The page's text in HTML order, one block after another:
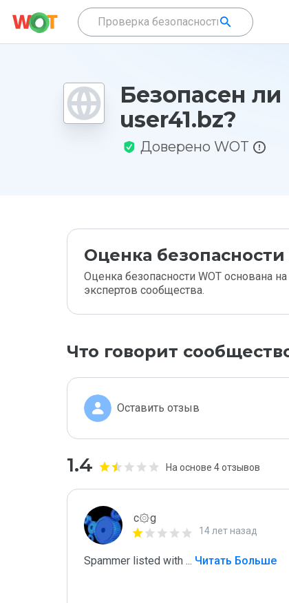
Безопасен ли
user41.bz?
Доверено WOT
Оценка безопасности
Оценка безопасности WOT основана
экспертов сообщества.
Что говорит
Оставить отзыв
1.4 На основе 4 отзывов
c۞g
14 лет назад
Spammer listed with ... Читать Больше